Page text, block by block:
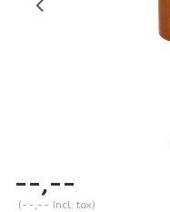
--,--
(--,-- Incl. tax)